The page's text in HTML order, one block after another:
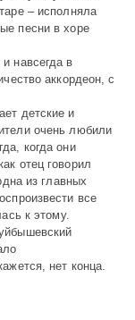
– исполняла
песни в хоре
навсегда в
аккордеон, с
детские и
очень любили
когда они
отец говорил
из главных
все
к этому.
нет конца.